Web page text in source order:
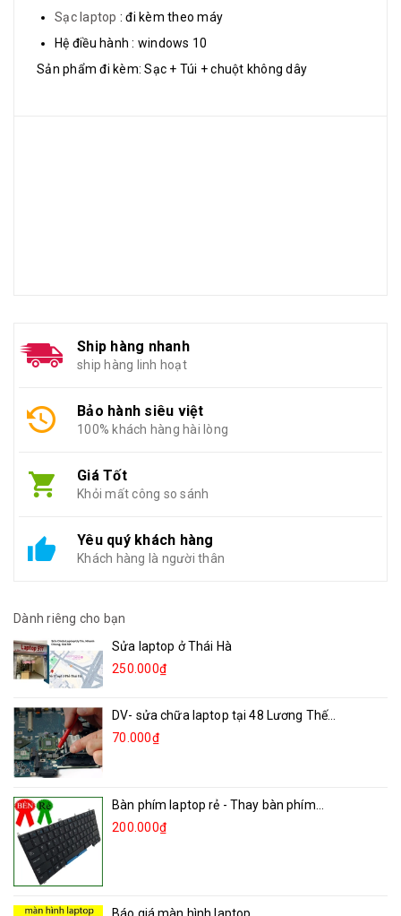
Sạc laptop : đi kèm theo máy
Hệ điều hành : windows 10
Sản phẩm đi kèm: Sạc + Túi + chuột không dây
Ship hàng nhanh
ship hàng linh hoạt
Bảo hành siêu việt
100% khách hàng hài lòng
Giá Tốt
Khỏi mất công so sánh
Yêu quý khách hàng
Khách hàng là người thân
Dành riêng cho bạn
Sửa laptop ở Thái Hà
250.000₫
DV- sửa chữa laptop tại 48 Lương Thế...
70.000₫
Bàn phím laptop rẻ - Thay bàn phím...
200.000₫